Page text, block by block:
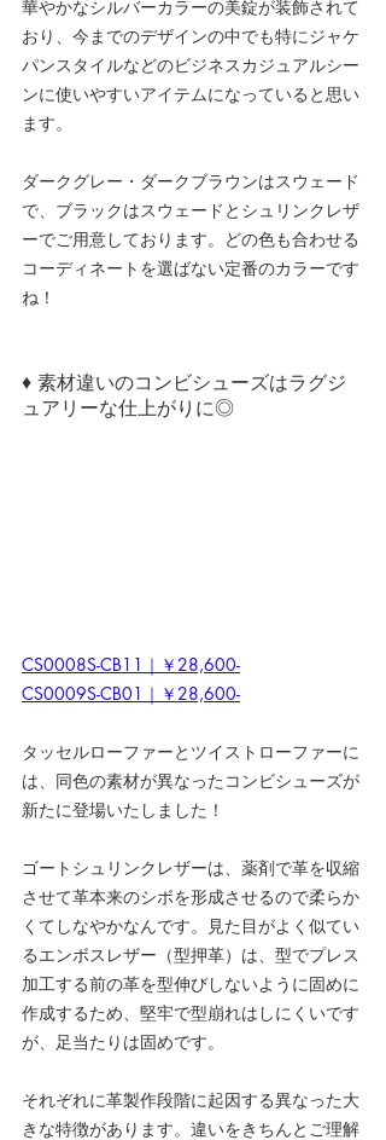
華やかなシルバーカラーの美錠が装飾されて
おり、今までのデザインの中でも特にジャケ
パンスタイルなどのビジネスカジュアルシー
ンに使いやすいアイテムになっていると思い
ます。
ダークグレー・ダークブラウンはスウェード
で、ブラックはスウェードとシュリンクレザ
ーでご用意しております。どの色も合わせる
コーディネートを選ばない定番のカラーです
ね！
♦ 素材違いのコンビシューズはラグジ
ュアリーな仕上がりに◎
CS0008S-CB11｜￥28,600-
CS0009S-CB01｜￥28,600-
タッセルローファーとツイストローファーに
は、同色の素材が異なったコンビシューズが
新たに登場いたしました！
ゴートシュリンクレザーは、薬剤で革を収縮
させて革本来のシボを形成させるので柔らか
くてしなやかなんです。見た目がよく似てい
るエンボスレザー（型押革）は、型でプレス
加工する前の革を型伸びしないように固めに
作成するため、堅牢で型崩れはしにくいです
が、足当たりは固めです。
それぞれに革製作段階に起因する異なった大
きな特徴があります。違いをきちんとご理解